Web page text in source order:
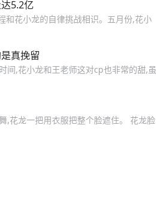
5.2亿
和花小龙的自律挑战相识。五月份,花小
真挽留
间,花小龙和王老师这对cp也非常的甜,虽
,花龙一把用衣服把整个脸遮住。 花龙脸